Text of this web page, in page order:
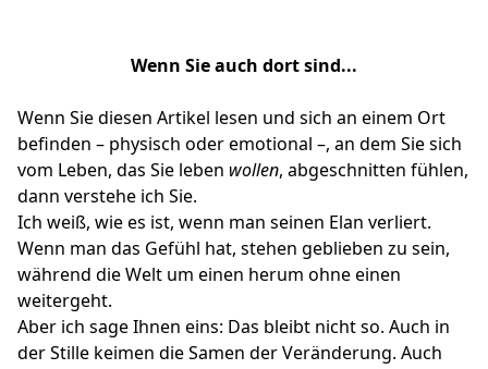
Wenn Sie auch dort sind...
Wenn Sie diesen Artikel lesen und sich an einem Ort
befinden – physisch oder emotional –, an dem Sie sich
vom Leben, das Sie leben wollen, abgeschnitten fühlen,
dann verstehe ich Sie.
Ich weiß, wie es ist, wenn man seinen Elan verliert.
Wenn man das Gefühl hat, stehen geblieben zu sein,
während die Welt um einen herum ohne einen
weitergeht.
Aber ich sage Ihnen eins: Das bleibt nicht so. Auch in
der Stille keimen die Samen der Veränderung. Auch